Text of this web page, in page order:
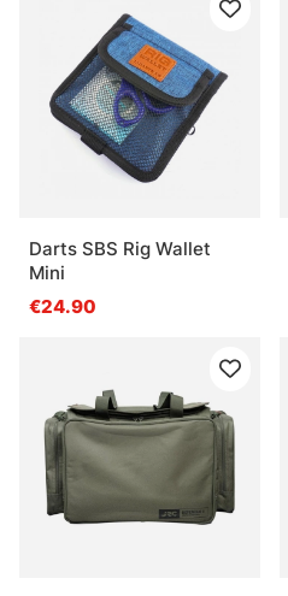
Darts SBS Rig Wallet
Mini
€24.90